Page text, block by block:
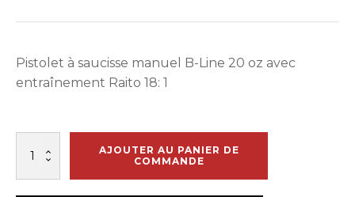
Pistolet à saucisse manuel B-Line 20 oz avec
entraînement Raito 18: 1
AJOUTER AU PANIER DE
COMMANDE